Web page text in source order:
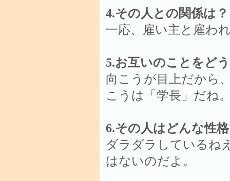
4.その人との関係は？
一応、雇い主と雇わ
5.お互いのことをど
向こうが目上だから
こうは「学長」だね
6.その人はどんな性
ダラダラしている
はないのだよ。